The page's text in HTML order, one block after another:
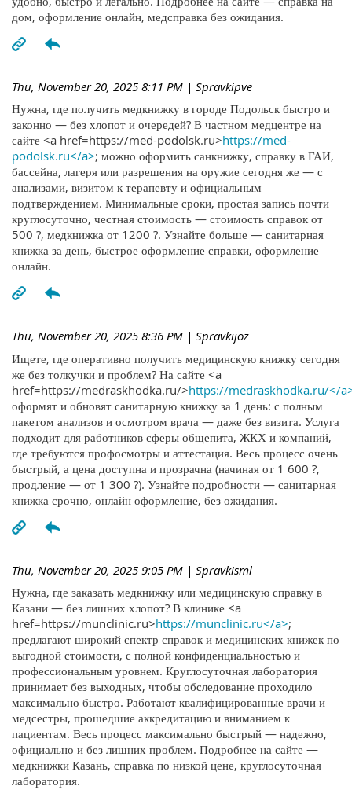
дом, оформление онлайн, медсправка без ожидания.
Thu, November 20, 2025 8:11 PM | Spravkipve
Нужна, где получить медкнижку в городе Подольск быстро и
законно — без хлопот и очередей? В частном медцентре на
сайте <a href=https://med-podolsk.ru>https://med-
podolsk.ru</a>; можно оформить санкнижку, справку в ГАИ,
бассейна, лагеря или разрешения на оружие сегодня же — с
анализами, визитом к терапевту и официальным
подтверждением. Минимальные сроки, простая запись почти
круглосуточно, честная стоимость — стоимость справок от
500 ?, медкнижка от 1200 ?. Узнайте больше — санитарная
книжка за день, быстрое оформление справки, оформление
онлайн.
Thu, November 20, 2025 8:36 PM | Spravkijoz
Ищете, где оперативно получить медицинскую книжку сегодня
же без толкучки и проблем? На сайте <a
href=https://medraskhodka.ru/>https://medraskhodka.ru/</
оформят и обновят санитарную книжку за 1 день: с полным
пакетом анализов и осмотром врача — даже без визита. Услуга
подходит для работников сферы общепита, ЖКХ и компаний,
где требуются профосмотры и аттестация. Весь процесс очень
быстрый, а цена доступна и прозрачна (начиная от 1 600 ?,
продление — от 1 300 ?). Узнайте подробности — санитарная
книжка срочно, онлайн оформление, без ожидания.
Thu, November 20, 2025 9:05 PM | Spravkisml
Нужна, где заказать медкнижку или медицинскую справку в
Казани — без лишних хлопот? В клинике <a
href=https://munclinic.ru>https://munclinic.ru</a>;
предлагают широкий спектр справок и медицинских книжек по
выгодной стоимости, с полной конфиденциальностью и
профессиональным уровнем. Круглосуточная лаборатория
принимает без выходных, чтобы обследование проходило
максимально быстро. Работают квалифицированные врачи и
медсестры, прошедшие аккредитацию и вниманием к
пациентам. Весь процесс максимально быстрый — надежно,
официально и без лишних проблем. Подробнее на сайте —
медкнижки Казань, справка по низкой цене, круглосуточная
лаборатория.